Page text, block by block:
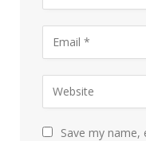
Save my name,